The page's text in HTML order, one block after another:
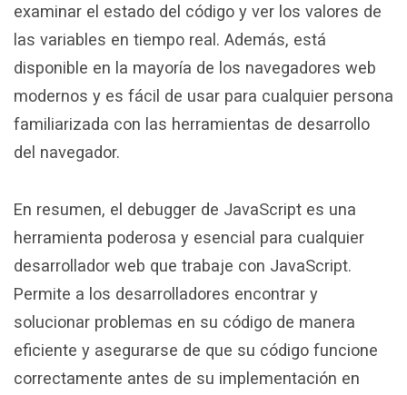
examinar el estado del código y ver los valores de
las variables en tiempo real. Además, está
disponible en la mayoría de los navegadores web
modernos y es fácil de usar para cualquier persona
familiarizada con las herramientas de desarrollo
del navegador.
En resumen, el debugger de JavaScript es una
herramienta poderosa y esencial para cualquier
desarrollador web que trabaje con JavaScript.
Permite a los desarrolladores encontrar y
solucionar problemas en su código de manera
eficiente y asegurarse de que su código funcione
correctamente antes de su implementación en